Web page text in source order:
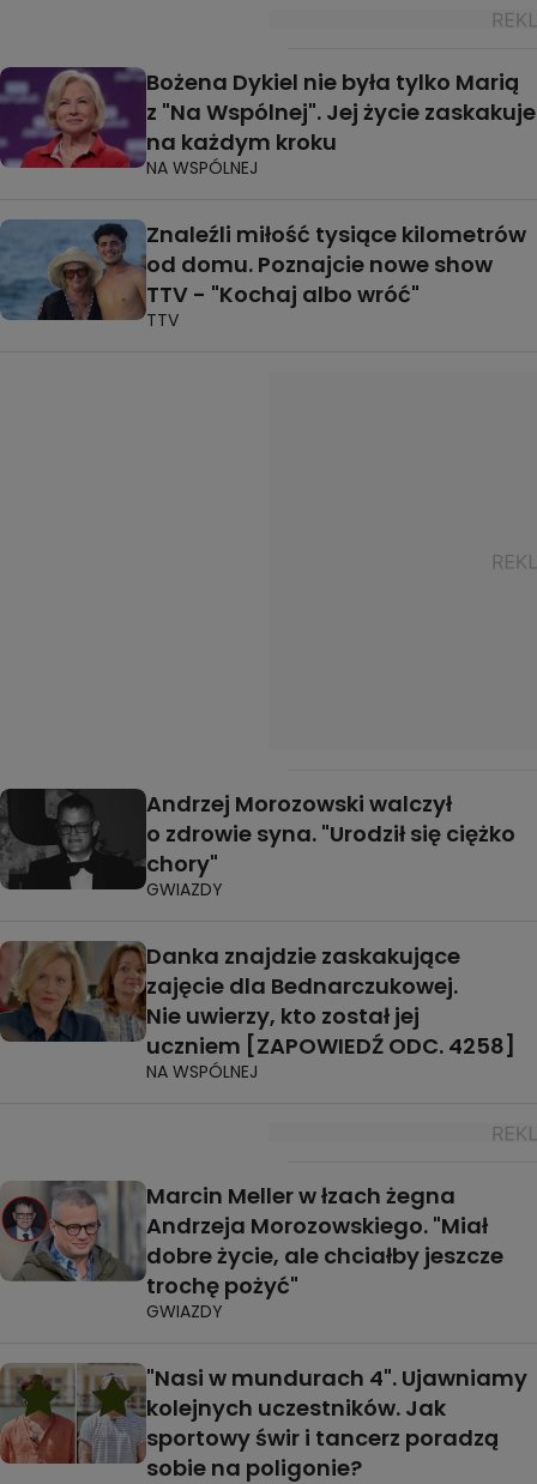
Bożena Dykiel nie była tylko Marią
z "Na Wspólnej". Jej życie zaskakuje
na każdym kroku
NA WSPÓLNEJ
Znaleźli miłość tysiące kilometrów
od domu. Poznajcie nowe show
TTV - "Kochaj albo wróć"
TTV
Andrzej Morozowski walczył
o zdrowie syna. "Urodził się ciężko
chory"
GWIAZDY
Danka znajdzie zaskakujące
zajęcie dla Bednarczukowej.
Nie uwierzy, kto został jej
uczniem [ZAPOWIEDŹ ODC. 4258]
NA WSPÓLNEJ
Marcin Meller w łzach żegna
Andrzeja Morozowskiego. "Miał
dobre życie, ale chciałby jeszcze
trochę pożyć"
GWIAZDY
"Nasi w mundurach 4". Ujawniamy
kolejnych uczestników. Jak
sportowy świr i tancerz poradzą
sobie na poligonie?